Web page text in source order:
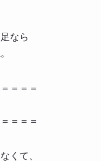
なら
＝＝＝
＝＝＝
くて、